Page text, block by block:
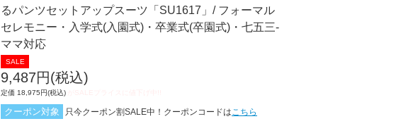
るパンツセットアップスーツ「SU1617」/ フォーマル
セレモニー・入学式(入園式)・卒業式(卒園式)・七五三-
ママ対応
9,487円(税込)
定価 18,975円(税込)
クーポン対象 只今クーポン割SALE中！クーポンコードはこちら